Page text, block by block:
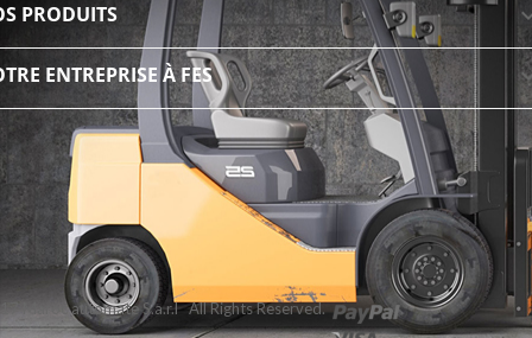
PRODUITS
ENTREPRISE À FES
Maroc automate S.a.r.l All Rights Reserved.